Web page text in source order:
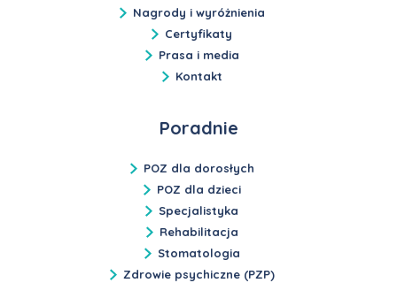
Nagrody i wyróżnienia
Certyfikaty
Prasa i media
Kontakt
Poradnie
POZ dla dorosłych
POZ dla dzieci
Specjalistyka
Rehabilitacja
Stomatologia
Zdrowie psychiczne (PZP)